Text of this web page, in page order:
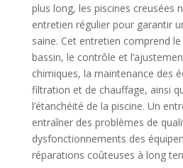
plus long, les piscines creusées
entretien régulier pour garantir
saine. Cet entretien comprend
bassin, le contrôle et
chimiques, la maintenance des
filtration et de chauffage, ainsi
l’étanchéité de la piscine. Un
entraîner des problèmes de
dysfonctionnements des
réparations coûteuses à long